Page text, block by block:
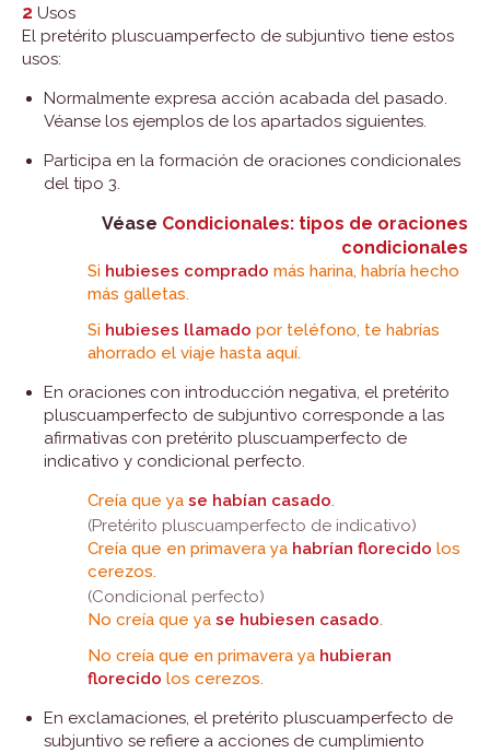
2 Usos
El pretérito pluscuamperfecto de subjuntivo tiene estos
usos:
Normalmente expresa acción acabada del pasado.
Véanse los ejemplos de los apartados siguientes.
Participa en la formación de oraciones condicionales
del tipo 3.
Véase Condicionales: tipos de oraciones
condicionales
Si hubieses comprado más harina, habría hecho
más galletas.
Si hubieses llamado por teléfono, te habrías
ahorrado el viaje hasta aquí.
En oraciones con introducción negativa, el pretérito
pluscuamperfecto de subjuntivo corresponde a las
afirmativas con pretérito pluscuamperfecto de
indicativo y condicional perfecto.
Creía que ya se habían casado.
(Pretérito pluscuamperfecto de indicativo)
Creía que en primavera ya habrían florecido los
cerezos.
(Condicional perfecto)
No creía que ya se hubiesen casado.
No creía que en primavera ya hubieran
florecido los cerezos.
En exclamaciones, el pretérito pluscuamperfecto de
subjuntivo se refiere a acciones de cumplimiento